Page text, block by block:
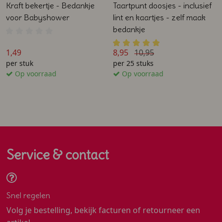
Kraft bekertje - Bedankje
voor Babyshower
1,49
per stuk
Op voorraad
Taartpunt doosjes - inclusief
lint en kaartjes - zelf maak
bedankje
8,95 10,95
per 25 stuks
Op voorraad
Service & contact
Snel regelen
Volg je bestelling, bekijk facturen of retourneer een